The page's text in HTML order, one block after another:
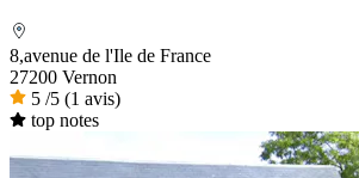
8,avenue de l'Ile de France
27200 Vernon
5 /5 (1 avis)
top notes